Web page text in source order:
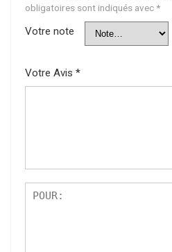
obligatoires sont indiqués avec *
Votre note
Votre Avis *